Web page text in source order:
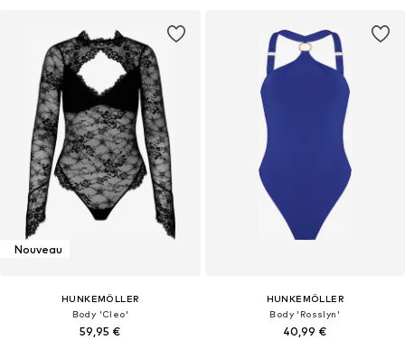
Nouveau
HUNKEMÖLLER
Body 'Cleo'
59,95 €
HUNKEMÖLLER
Body 'Rosslyn'
40,99 €